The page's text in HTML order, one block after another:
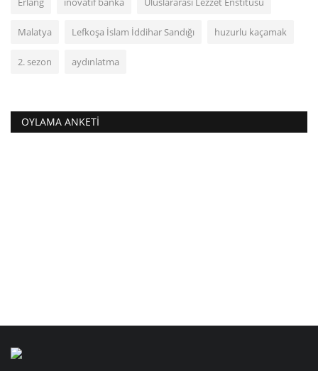
Malatya Lefkoşa İslam İddihar Sandığı huzurlu kaçamak
2. sezon aydınlatma
OYLAMA ANKETI